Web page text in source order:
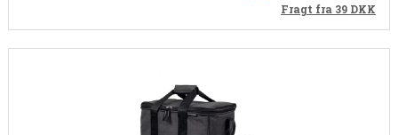
Fragt fra 39 DKK